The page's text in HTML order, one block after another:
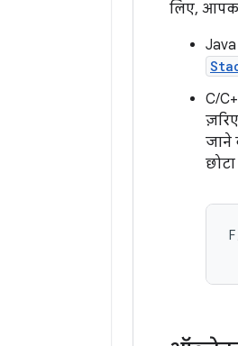
लिए,
C/
जाने
छोटा